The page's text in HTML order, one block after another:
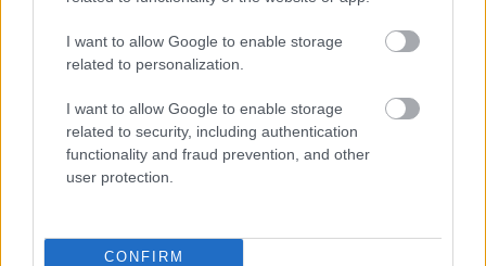
I want to allow Google to enable storage
related to personalization.
I want to allow Google to enable storage
related to security, including authentication
functionality and fraud prevention, and other
user protection.
CONFIRM
Országos hírek
Túlfogyasztás napja - július 30-ra felhasználta az
emberiség a Föld egész évre elegendő erőforrásait
Ma van idén a túlfogyasztás világnapja: az emberiség eddigre
használta fel mindazokat a természeti erőforrásokat, amelyeket
bolygónk egy év alatt képes megújítani. Ettől a naptól kezdve
közleményében a WWF Magyarország.